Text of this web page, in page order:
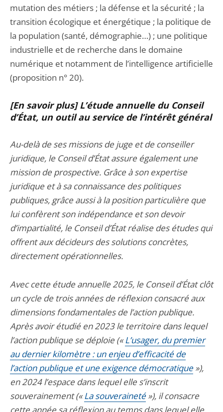
mutation des métiers ; la défense et la sécurité ; la
transition écologique et énergétique ; la politique de
la population (santé, démographie…) ; une politique
industrielle et de recherche dans le domaine
numérique et notamment de l’intelligence artificielle
(proposition n° 20).
[En savoir plus] L’étude annuelle du Conseil
d’État, un outil au service de l’intérêt général
Au-delà de ses missions de juge et de conseiller
juridique, le Conseil d’État assure également une
mission de prospective. Grâce à son expertise
juridique et à sa connaissance des politiques
publiques, grâce aussi à la position particulière que
lui confèrent son indépendance et son devoir
d’impartialité, le Conseil d’État réalise des études qui
offrent aux décideurs des solutions concrètes,
directement opérationnelles.
Avec cette étude annuelle 2025, le Conseil d’État clôt
un cycle de trois années de réflexion consacré aux
dimensions fondamentales de l’action publique.
Après avoir étudié en 2023 le territoire dans lequel
l’action publique se déploie («L’usager, du premier
au dernier kilomètre : un enjeu d’efficacité de
l’action publique et une exigence démocratique»),
en 2024 l’espace dans lequel elle s’inscrit
souverainement («La souveraineté»), il consacre